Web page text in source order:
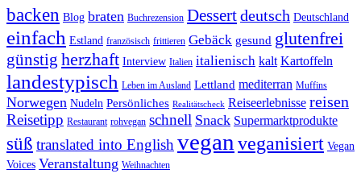
backen Blog braten Buchrezension Dessertdeutsch Deutschland
einfach Estland französisch frittieren Gebäck gesund glutenfrei
günstig herzhaft Interview Italien italienisch kalt Kartoffeln
landestypisch Leben im Ausland Lettland mediterran Muffins
Norwegen Nudeln Persönliches Realitätscheck Reiseerlebnisse reisen
Reisetipp Restaurant rohvegan schnell Snack Supermarktprodukte
süß translated into English vegan veganisiert Vegan
Voices Veranstaltung Weihnachten